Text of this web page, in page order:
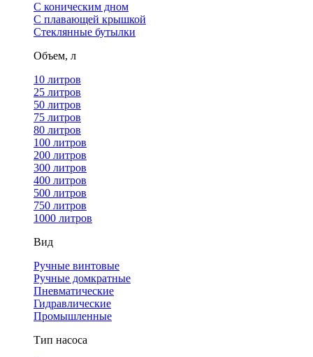
С коническим дном
С плавающей крышкой
Стеклянные бутылки
Объем, л
10 литров
25 литров
50 литров
75 литров
80 литров
100 литров
200 литров
300 литров
400 литров
500 литров
750 литров
1000 литров
Вид
Ручные винтовые
Ручные домкратные
Пневматические
Гидравлические
Промышленные
Тип насоса